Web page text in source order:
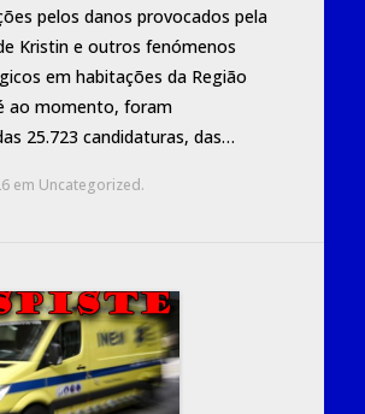
pelos danos provocados pela
Kristin e outros fenómenos
em habitações da Região
ao momento, foram
25.723 candidaturas, das…
em Uncategorized.